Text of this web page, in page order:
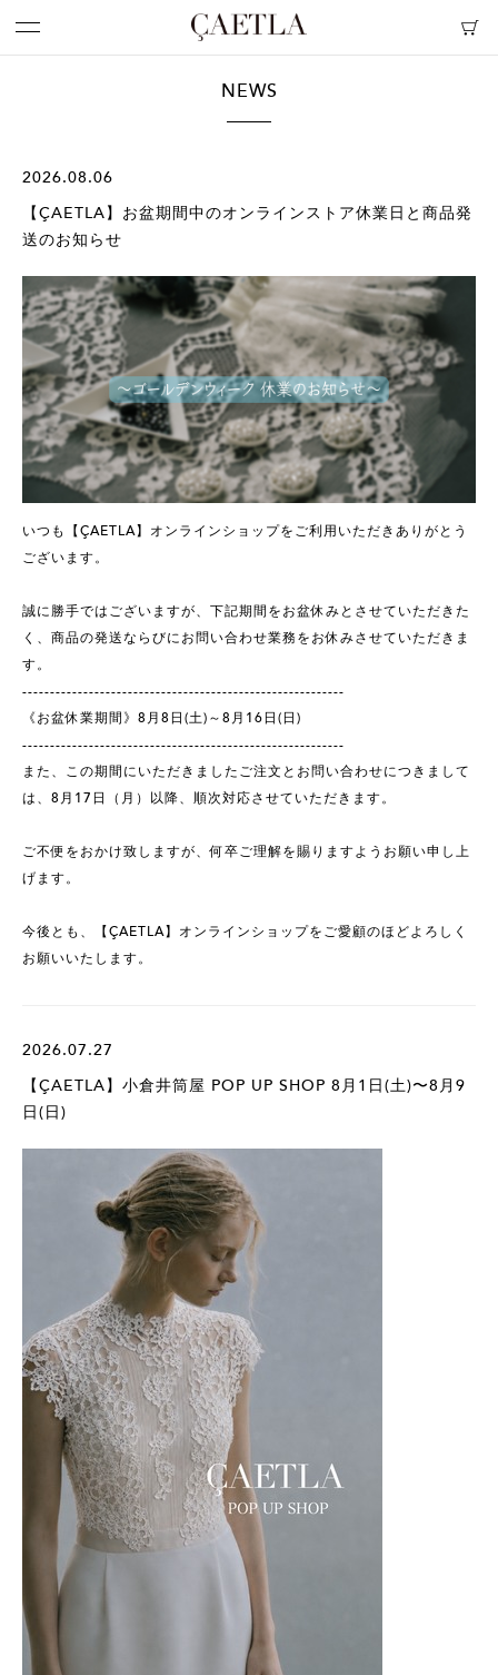
NEWS
2026.08.06
【ÇAETLA】お盆期間中のオンラインストア休業日と商品発
送のお知らせ
いつも【ÇAETLA】オンラインショップをご利用いただきありがとう
ございます。
誠に勝手ではございますが、下記期間をお盆休みとさせていただきた
く、商品の発送ならびにお問い合わせ業務をお休みさせていただきま
す。
----------------------------------------------------------
《お盆休業期間》8月8日(土)～8月16日(日)
----------------------------------------------------------
また、この期間にいただきましたご注文とお問い合わせにつきまして
は、8月17日（月）以降、順次対応させていただきます。
ご不便をおかけ致しますが、何卒ご理解を賜りますようお願い申し上
げます。
今後とも、【ÇAETLA】オンラインショップをご愛顧のほどよろしく
お願いいたします。
2026.07.27
【ÇAETLA】小倉井筒屋 POP UP SHOP 8月1日(土)〜8月9
日(日)